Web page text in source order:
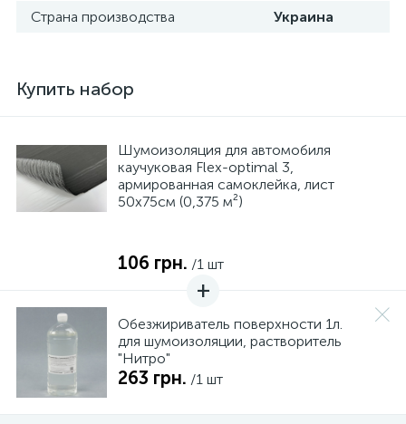
Страна производства Украина
Купить набор
Шумоизоляция для автомобиля
каучуковая Flex-optimal 3,
армированная самоклейка, лист
50х75см (0,375 м²)
106 грн. /1 шт
Обезжириватель поверхности 1л.
для шумоизоляции, растворитель
"Нитро"
263 грн. /1 шт